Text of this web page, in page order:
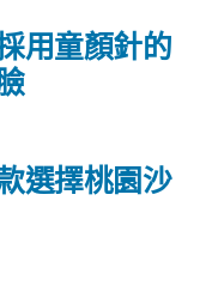
選擇桃園沙
用童顏針的